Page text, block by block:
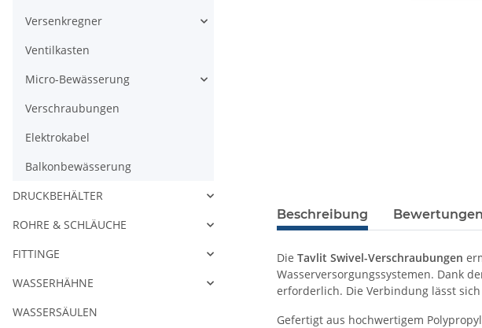
Beschreibung Bewertungen
Die Tavlit Swivel-Verschraubungen
Wasserversorgungssystemen. Dank
erforderlich. Die Verbindung lässt
Gefertigt aus hochwertigem
Versenkregner
Ventilkasten
Micro-Bewässerung
Verschraubungen
Elektrokabel
Balkonbewässerung
DRUCKBEHÄLTER
ROHRE & SCHLÄUCHE
FITTINGE
WASSERHÄHNE
WASSERSÄULEN